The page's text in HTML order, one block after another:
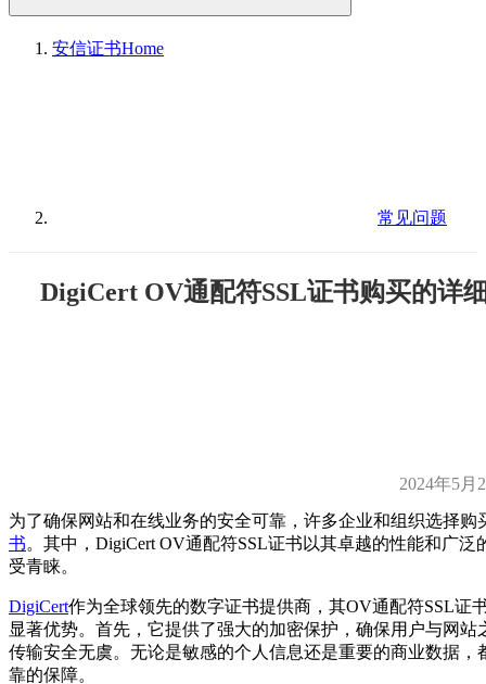
安信证书Home
常见问题
DigiCert OV通配符SSL证书购买的详
2024年5月
为了确保网站和在线业务的安全可靠，许多企业和组织选择购
书。其中，DigiCert OV通配符SSL证书以其卓越的性能和广泛
受青睐。
DigiCert作为全球领先的数字证书提供商，其OV通配符SSL证
显著优势。首先，它提供了强大的加密保护，确保用户与网站
传输安全无虞。无论是敏感的个人信息还是重要的商业数据，
靠的保障。